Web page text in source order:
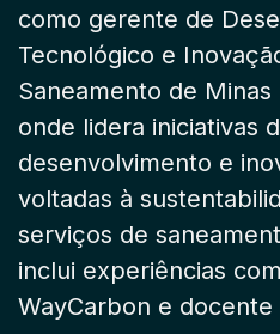
como gerente de
Tecnológico e
Saneamento de Minas
onde lidera iniciativas
desenvolvimento e
voltadas à
serviços de
inclui experiências
WayCarbon e